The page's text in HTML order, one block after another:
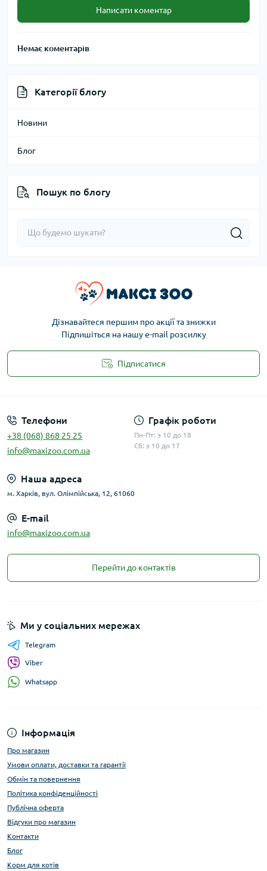
Написати коментар
Немає коментарів
Категорії блогу
Новини
Блог
Пошук по блогу
Дізнавайтеся першим про акції та знижки
Підпишіться на нашу e-mail розсилку
Підписатися
Телефони
+38 (068) 868 25 25
info@maxizoo.com.ua
Графік роботи
Пн-Пт: з 10 до 18
Сб: з 10 до 17
Наша адреса
м. Харків, вул. Олімпійська, 12, 61060
E-mail
info@maxizoo.com.ua
Перейти до контактів
Інформація
Про магазин
Умови оплати, доставки та гарантії
Обмін та повернення
Політика конфіденційності
Публічна оферта
Відгуки про магазин
Контакти
Блог
Корм для котів
Ми у соціальних мережах
Telegram
Viber
Whatsapp